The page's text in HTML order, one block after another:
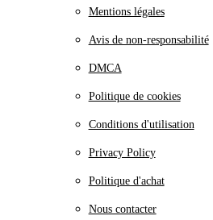
Mentions légales
Avis de non-responsabilité
DMCA
Politique de cookies
Conditions d'utilisation
Privacy Policy
Politique d'achat
Nous contacter